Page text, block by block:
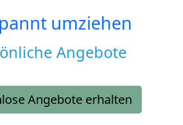
umziehen
Angebote
Angebote erhalten